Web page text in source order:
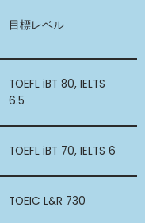
目標レベル
TOEFL iBT 80, IELTS
6.5
TOEFL iBT 70, IELTS 6
TOEIC L&R 730